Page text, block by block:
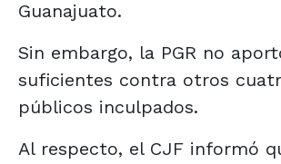
Guanajuato.
Sin embargo, la PGR no
suficientes contra otros
públicos inculpados.
Al respecto, el CJF informó